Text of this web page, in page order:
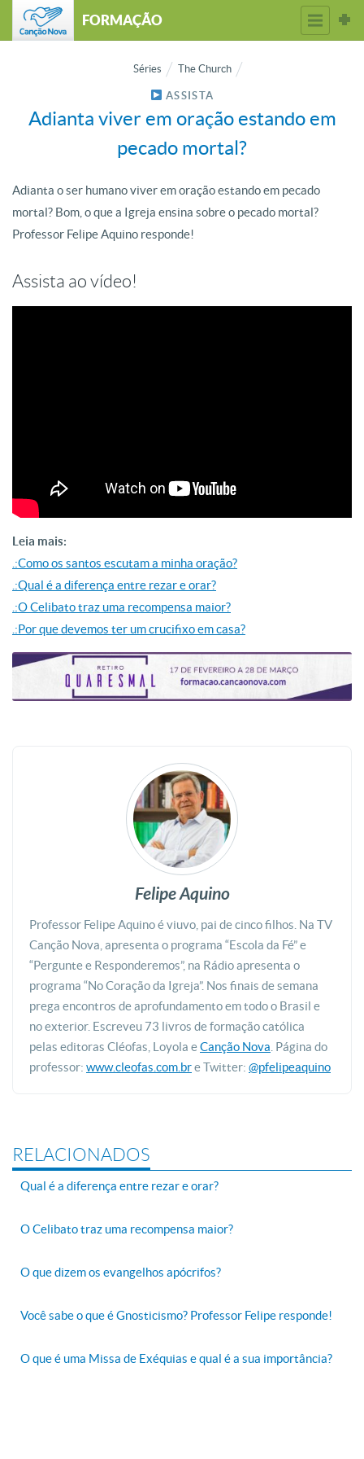
FORMAÇÃO
Séries The Church
ASSISTA
Adianta viver em oração estando em
pecado mortal?
Adianta o ser humano viver em oração estando em pecado
mortal? Bom, o que a Igreja ensina sobre o pecado mortal?
Professor Felipe Aquino responde!
Assista ao vídeo!
Leia mais:
.:Como os santos escutam a minha oração?
.:Qual é a diferença entre rezar e orar?
.:O Celibato traz uma recompensa maior?
.:Por que devemos ter um crucifixo em casa?
Felipe Aquino
Professor Felipe Aquino é viuvo, pai de cinco filhos. Na TV
Canção Nova, apresenta o programa “Escola da Fé” e
“Pergunte e Responderemos”, na Rádio apresenta o
programa “No Coração da Igreja”. Nos finais de semana
prega encontros de aprofundamento em todo o Brasil e
no exterior. Escreveu 73 livros de formação católica
pelas editoras Cléofas, Loyola eCanção Nova . Página do
professor: www.cleofas.com.bre Twitter: @pfelipeaquino
RELACIONADOS
Qual é a diferença entre rezar e orar?
O Celibato traz uma recompensa maior?
O que dizem os evangelhos apócrifos?
Você sabe o que é Gnosticismo? Professor Felipe responde!
O que é uma Missa de Exéquias e qual é a sua importância?